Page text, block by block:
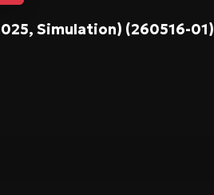
Simulation) (260516-